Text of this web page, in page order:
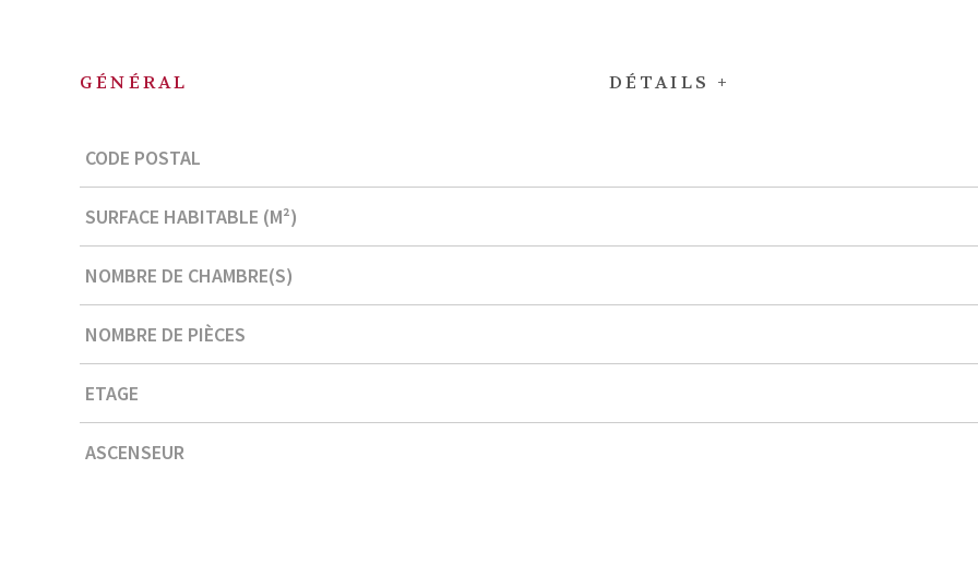
GÉNÉRAL DÉTAILS +
Caractérisque
CODE POSTAL
SURFACE HABITABLE (M²)
NOMBRE DE CHAMBRE(S)
NOMBRE DE PIÈCES
ETAGE
ASCENSEUR